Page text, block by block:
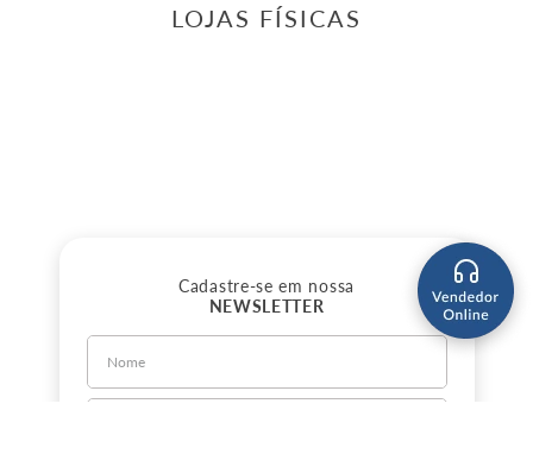
LOJAS FÍSICAS
Cadastre-se em nossa
NEWSLETTER